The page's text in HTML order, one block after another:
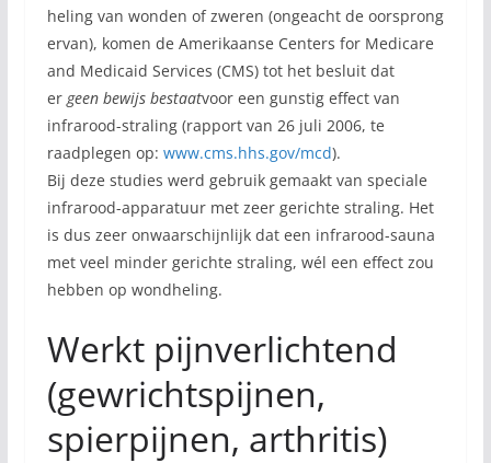
heling van wonden of zweren (ongeacht de oorsprong
ervan), komen de Amerikaanse Centers for Medicare
and Medicaid Services (CMS) tot het besluit dat
er geen bewijs bestaatvoor een gunstig effect van
infrarood-straling (rapport van 26 juli 2006, te
raadplegen op: www.cms.hhs.gov/mcd).
Bij deze studies werd gebruik gemaakt van speciale
infrarood-apparatuur met zeer gerichte straling. Het
is dus zeer onwaarschijnlijk dat een infrarood-sauna
met veel minder gerichte straling, wél een effect zou
hebben op wondheling.
Werkt pijnverlichtend
(gewrichtspijnen,
spierpijnen, arthritis)